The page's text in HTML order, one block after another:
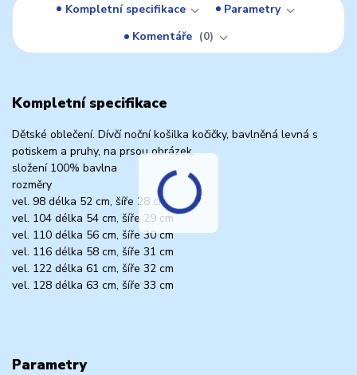
Kompletní specifikace
Parametry
Komentáře
0
Kompletní specifikace
Dětské oblečení. Dívčí noční košilka kočičky, bavlněná levná s
potiskem a pruhy, na prsou obrázek,
složení 100% bavlna
rozměry
vel. 98 délka 52 cm, šíře 28 cm
vel. 104 délka 54 cm, šíře 29 cm
vel. 110 délka 56 cm, šíře 30 cm
vel. 116 délka 58 cm, šíře 31 cm
vel. 122 délka 61 cm, šíře 32 cm
vel. 128 délka 63 cm, šíře 33 cm
Parametry